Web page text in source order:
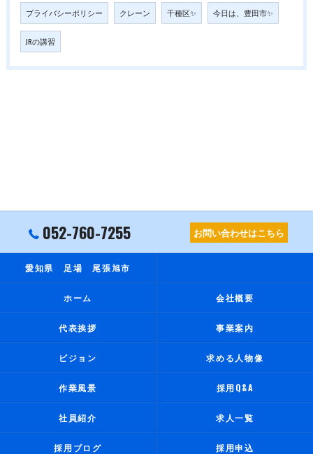
プライバシーポリシー クレーン 千種区✨ 今日は、豊田市✨
JRの講習
052-760-7255 お問い合わせはこちら
愛知県 足場 尾張旭市
ホーム 会社概要
代表挨拶 事業案内
ビジョン 求める人物像
作業風景 採用Q&A
社員紹介 求人一覧
採用ブログ 採用申込